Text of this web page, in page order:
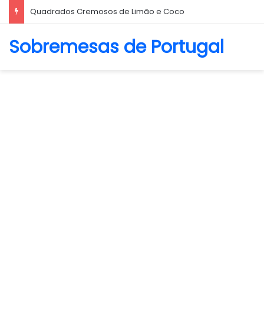
Quadrados Cremosos de Limão e Coco
Sobremesas de Portugal